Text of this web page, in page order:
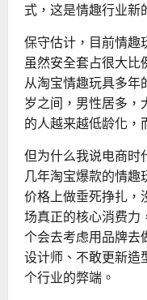
式，这是情趣行业新
保守估计，目前情趣
虽然安全套占很大比
从淘宝情趣玩具多年
岁之间，男性居多，
的人越来越低龄化，
但为什么我说电商时
几年淘宝爆款的情趣
价格上做垂死挣扎，
场真正的核心消费力
个会去考虑用品牌去
设计师、不敢更新造
个行业的弊端。